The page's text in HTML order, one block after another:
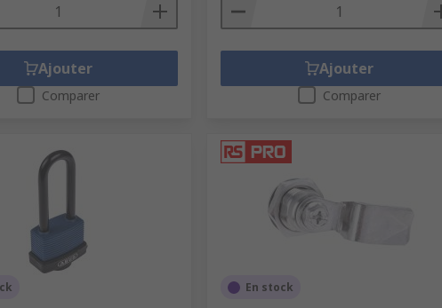
Ajouter
Comparer
Ajouter
Comparer
En stock